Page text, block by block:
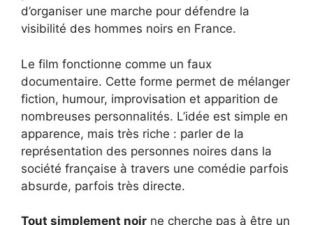
d’organiser une marche pour défendre la
visibilité des hommes noirs en France.
Le film fonctionne comme un faux
documentaire. Cette forme permet de mélanger
fiction, humour, improvisation et apparition de
nombreuses personnalités. L’idée est simple en
apparence, mais très riche : parler de la
représentation des personnes noires dans la
société française à travers une comédie parfois
absurde, parfois très directe.
Tout simplement noir ne cherche pas à être un